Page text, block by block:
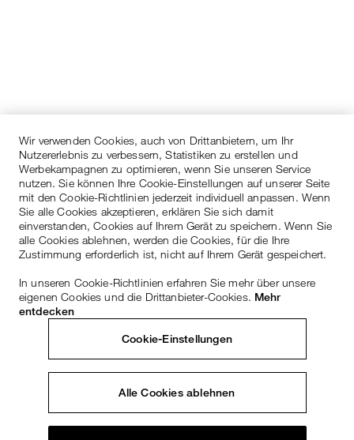
Wir verwenden Cookies, auch von Drittanbietern, um Ihr
Nutzererlebnis zu verbessern, Statistiken zu erstellen und
Werbekampagnen zu optimieren, wenn Sie unseren Service
nutzen. Sie können Ihre Cookie-Einstellungen auf unserer Seite
mit den Cookie-Richtlinien jederzeit individuell anpassen. Wenn
Sie alle Cookies akzeptieren, erklären Sie sich damit
einverstanden, Cookies auf Ihrem Gerät zu speichern. Wenn Sie
alle Cookies ablehnen, werden die Cookies, für die Ihre
Zustimmung erforderlich ist, nicht auf Ihrem Gerät gespeichert.
In unseren Cookie-Richtlinien erfahren Sie mehr über unsere
eigenen Cookies und die Drittanbieter-Cookies. Mehr
entdecken
Cookie-Einstellungen
Alle Cookies ablehnen